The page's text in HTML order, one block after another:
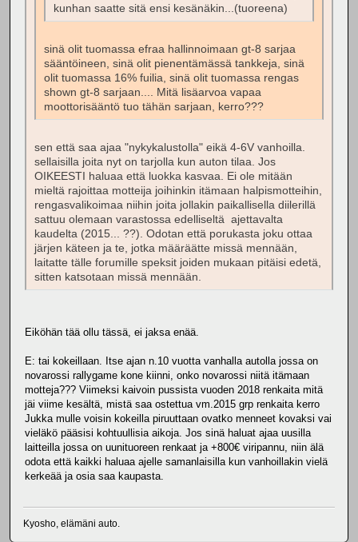
kunhan saatte sitä ensi kesänäkin...(tuoreena)
sinä olit tuomassa efraa hallinnoimaan gt-8 sarjaa
sääntöineen, sinä olit pienentämässä tankkeja, sinä
olit tuomassa 16% fuilia, sinä olit tuomassa rengas
shown gt-8 sarjaan.... Mitä lisäarvoa vapaa
moottorisääntö tuo tähän sarjaan, kerro???
sen että saa ajaa "nykykalustolla" eikä 4-6V vanhoilla.
sellaisilla joita nyt on tarjolla kun auton tilaa. Jos
OIKEESTI haluaa että luokka kasvaa. Ei ole mitään
mieltä rajoittaa motteija joihinkin itämaan halpismotteihin,
rengasvalikoimaa niihin joita jollakin paikallisella diilerillä
sattuu olemaan varastossa edelliseltä ajettavalta
kaudelta (2015... ??). Odotan että porukasta joku ottaa
järjen käteen ja te, jotka määräätte missä mennään,
laitatte tälle forumille speksit joiden mukaan pitäisi edetä,
sitten katsotaan missä mennään.
Eiköhän tää ollu tässä, ei jaksa enää.
E: tai kokeillaan. Itse ajan n.10 vuotta vanhalla autolla jossa on
novarossi rallygame kone kiinni, onko novarossi niitä itämaan
motteja??? Viimeksi kaivoin pussista vuoden 2018 renkaita mitä
jäi viime kesältä, mistä saa ostettua vm.2015 grp renkaita kerro
Jukka mulle voisin kokeilla piruuttaan ovatko menneet kovaksi vai
vieläkö pääsisi kohtuullisia aikoja. Jos sinä haluat ajaa uusilla
laitteilla jossa on uunituoreen renkaat ja +800€ viripannu, niin älä
odota että kaikki haluaa ajelle samanlaisilla kun vanhoillakin vielä
kerkeää ja osia saa kaupasta.
Kyosho, elämäni auto.